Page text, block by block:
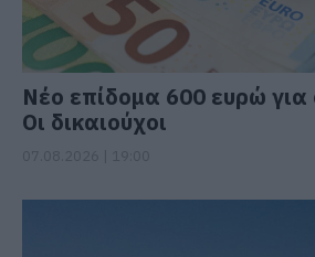
Νέο επίδομα 600 ευρώ
Οι δικαιούχοι